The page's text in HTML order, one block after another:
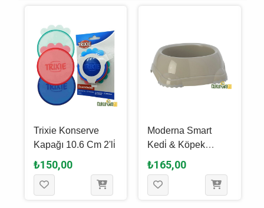
Trixie Konserve
Kapağı 10.6 Cm 2'li̇
₺150,00
Moderna Smart
Kedi̇ & Köpek
Mama Kabı No: 2
Gri̇
₺165,00